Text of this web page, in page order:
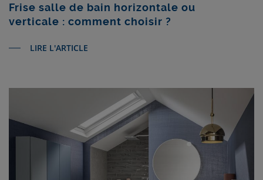
Frise salle de bain horizontale ou
verticale : comment choisir ?
LIRE L'ARTICLE